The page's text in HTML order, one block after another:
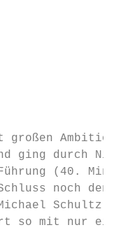
großen
ging durch
(40.
noch den
Schultz
so mit nur